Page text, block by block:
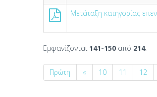
Μετάταξη κατηγορίας
Εμφανίζονται 141-150 από 214.
Πρώτη « 10 11 12